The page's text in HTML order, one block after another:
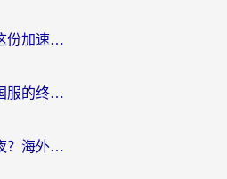
海外玩新寻仙总卡顿？这份加速器选择指南让你秒回国服流畅体验
从魔兽到蛋仔：海外玩国服的终极加速指南，找到你的专属高速通道
在国外能不能玩星战前夜？海外党国服游戏不卡顿的秘密武器在这里